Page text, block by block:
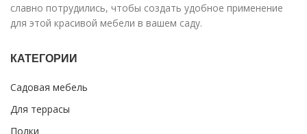
славно потрудились, чтобы создать удобное применение
для этой красивой мебели в вашем саду.
КАТЕГОРИИ
Садовая мебель
Для террасы
Полки